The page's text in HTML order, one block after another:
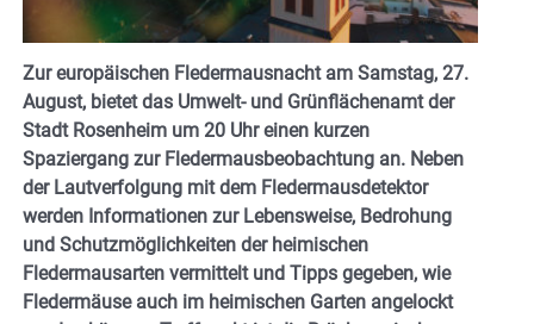
Zur europäischen Fledermausnacht am Samstag, 27.
August, bietet das Umwelt- und Grünflächenamt der
Stadt Rosenheim um 20 Uhr einen kurzen
Spaziergang zur Fledermausbeobachtung an. Neben
der Lautverfolgung mit dem Fledermausdetektor
werden Informationen zur Lebensweise, Bedrohung
und Schutzmöglichkeiten der heimischen
Fledermausarten vermittelt und Tipps gegeben, wie
Fledermäuse auch im heimischen Garten angelockt